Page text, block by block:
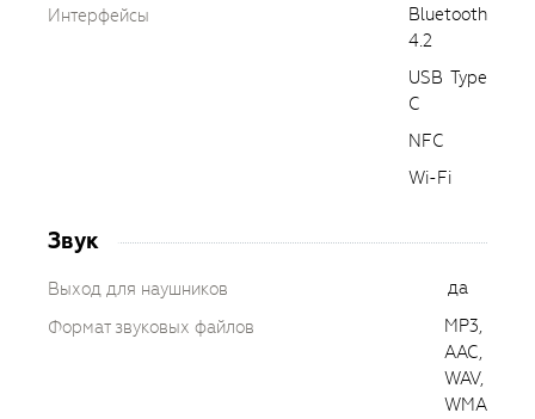
Интерфейсы
Bluetooth
4.2
USB Type
C
NFC
Wi-Fi
Звук
Выход для наушников
да
Формат звуковых файлов
MP3,
AAC,
WAV,
WMA